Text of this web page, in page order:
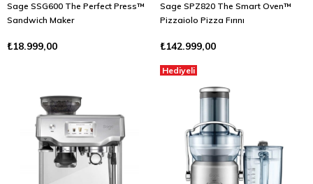
Sage SSG600 The Perfect Press™
Sandwich Maker
₺18.999,00
Sage SPZ820 The Smart Oven™
Pizzaiolo Pizza Fırını
₺142.999,00
Hediyeli